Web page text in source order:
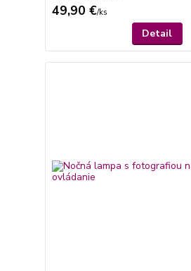
49,90 €/ks
Detail